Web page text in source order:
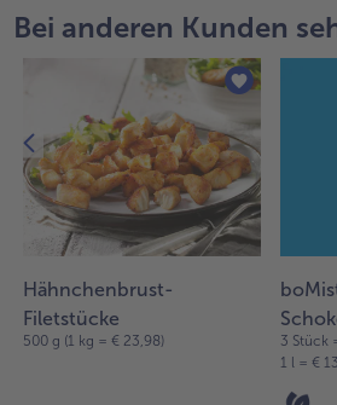
Übersicht.
45
Artikel
in
der
Liste.
Bei anderen Kunden
Hähnchenbrust-
Filetstücke
500 g (1 kg = € 23,98)
3 Stück
1 l = €